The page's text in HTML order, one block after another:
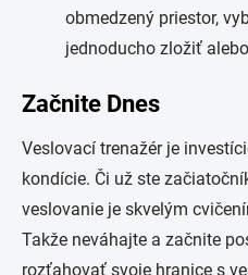
obmedzený priestor,
jednoducho zložiť
Začnite Dnes
Veslovací trenažér je
kondície. Či už ste
veslovanie je skvelým
Takže neváhajte a začnite
rozťahovať svoje hranice s